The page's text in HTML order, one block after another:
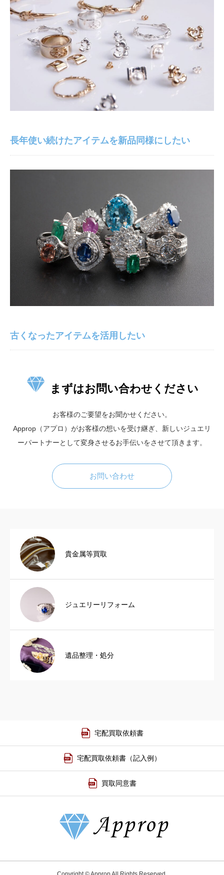
長年使い続けたアイテムを新品同様にしたい
古くなったアイテムを活用したい
まずはお問い合わせください
お客様のご要望をお聞かせください。
Approp（アプロ）がお客様の想いを受け継ぎ、新しいジュエリ
ーパートナーとして変身させるお手伝いをさせて頂きます。
お問い合わせ
貴金属等買取
ジュエリーリフォーム
遺品整理・処分
宅配買取依頼書
宅配買取依頼書（記入例）
買取同意書